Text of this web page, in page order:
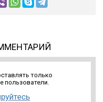
только
пользователи.